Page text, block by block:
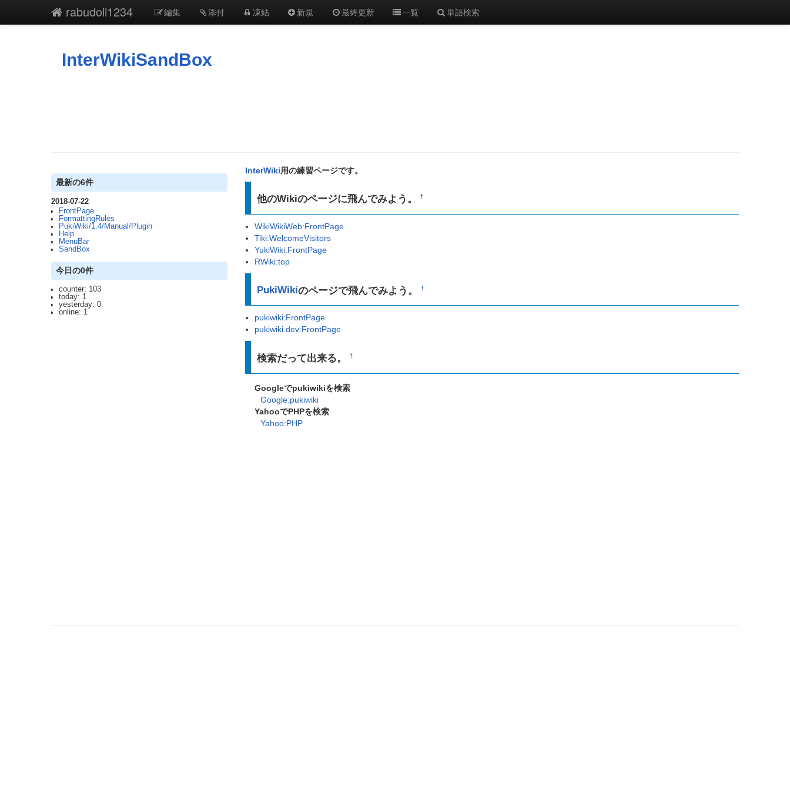
rabudoll1234 編集 添付 凍結 新規 最終更新 一覧 単語検索
InterWikiSandBox
最新の6件
2018-07-22
FrontPage
FormattingRules
PukiWiki/1.4/Manual/Plugin
Help
MenuBar
SandBox
今日の0件
counter: 103
today: 1
yesterday: 0
online: 1
InterWiki用の練習ページです。
他のWikiのページに飛んでみよう。†
WikiWikiWeb:FrontPage
Tiki:WelcomeVisitors
YukiWiki:FrontPage
RWiki:top
PukiWikiのページで飛んでみよう。†
pukiwiki:FrontPage
pukiwiki.dev:FrontPage
検索だって出来る。†
Googleでpukiwikiを検索
Google:pukiwiki
YahooでPHPを検索
Yahoo:PHP